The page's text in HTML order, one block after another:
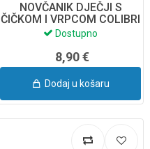
NOVČANIK DJEČJI S
ČIČKOM I VRPCOM COLIBRI
9-57125
Dostupno
8,90 €
Dodaj u košaru